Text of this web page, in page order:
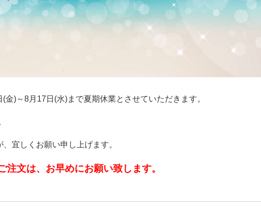
)～8月17日(水)まで夏期休業とさせていただきます。
宜しくお願い申し上げます。
注文は、お早めにお願い致します。